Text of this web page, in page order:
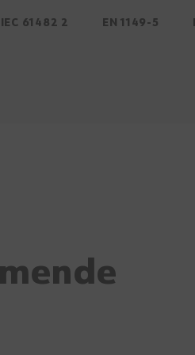
IEC 61482 2 EN 1149-5